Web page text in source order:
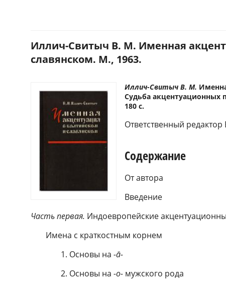
Иллич-Свитыч В. М. Именная
славянском. М., 1963.
Иллич-Свитыч В. М.
Cудьба акцентуационных
180 с.
Ответственный
Содержание
От автора
Введение
Часть первая. Индоевропейские
Имена с краткостным корнем
1. Основы на -ā-
2. Основы на -o- мужского рода